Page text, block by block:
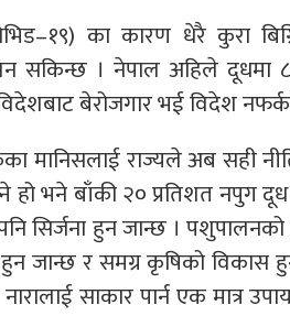
का कारण धेरै कुरा
सकिन्छ । नेपाल अहिले
बेरोजगार भई विदेश
मानिसलाई राज्यले अब सही
भने बाँकी २० प्रतिशत नपुग दूध
सिर्जना हुन जान्छ ।
हुन जान्छ र समग्र कृषिको
साकार पार्न एक मात्र